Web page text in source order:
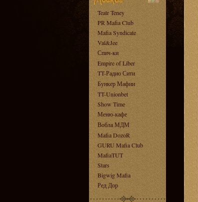
Teatr Teney
PR Mafia Club
Mafia Syndicate
Val&Jee
Спич-ки
Empire of Liber
TT-Радио Сити
Бункер Мафии
TT-Unionbet
Show Time
Меню-кафе
Вобла МДМ
Mafia DozoR
GURU Mafia Club
MafiaTUT
Stars
Bigwig Mafia
Ред Дор